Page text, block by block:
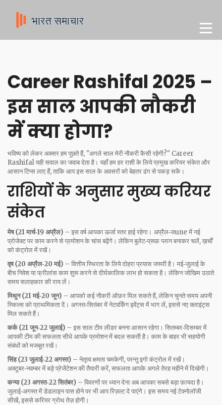
Career Rashifal 2025 –
इस साल आपकी नौकरी
में क्या होगा?
भविष्य को लेकर अक्सर हम पूछते हैं, "अगले साल मेरी नौकरी कैसी रहेगी?" Career
Rashifal यही सवाल का जवाब देता है। यहाँ हम हर राशी के लिये प्रमुख करियर संकेत और
आसान टिप्स लाए हैं, ताकि आप इस साल के अवसरों को बेहतर ढंग से पकड़ सकें।
राशियों के अनुसार मुख्य करियर
संकेत
मेष (21 मार्च‑19 अप्रैल) – इस वर्ष आपका ऊर्जा स्तर हाई रहेगा। अप्रैल‑जune में नई
प्रोजेक्ट पर काम करने से प्रमोशन के चांस बढ़ेंगे। लेकिन बुलेट‑प्रूफ़ प्लान बनाकर चलें, ख़र्चों
को कंट्रोल में रखें।
वृष (20 अप्रैल‑20 मई) – वित्तीय स्थिरता के लिये दोहरा प्रयास जरूरी है। मई‑जुलाई के
बीच निवेश या फ्रीलांस काम शुरू करने से दीर्घकालिक लाभ हो सकता है। लेकिन जोखिम उठाते
समय सलाहकार की राय लें।
मिथुन (21 मई‑20 जून) – आपको कई नौकरी ऑफ़र मिल सकते हैं, लेकिन चुनते समय अपनी
स्किल्स को प्राथमिकता दें। अगस्त‑सितंबर में नेटवर्किंग इवेंट्स में भाग लें, इससे नए क्लाइंट्स
मिल सकते हैं।
कर्क (21 जून‑22 जुलाई) – इस साल टीम लीडर बनना आसान रहेगा। सितम्बर‑दिसम्बर में
आपकी टीम की सफलता सीधे आपके प्रमोशन में बदल सकती है। काम के बाहर भी सहयोगी
संबंधों को मजबूत रखें।
सिंह (23 जुलाई‑22 अगस्त) – नेतृत्व क्षमता चमकेगी, परन्तु इगो कंट्रोल में रखें।
अक्टूबर‑नवम्बर में बड़े प्रेजेंटेशन की तैयारी करें, सफलता आपके अगले तेरह महीने में दिखेगी।
कन्या (23 अगस्त‑22 सितंबर) – विवरणों पर ध्यान देना अब आपका सबसे बड़ा फ़ायदा है।
जुलाई‑अगस्त में डेडलाइन पास होने पर भी आप रिज़ल्ट दे पाएंगे। इस समय नई टेक्नोलॉजी
सीखें, इससे करियर ग्रोथ तेज़ होगी।